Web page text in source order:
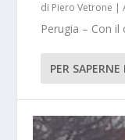
di Piero Vetrone |
Perugia – Con
PER SAPERNE